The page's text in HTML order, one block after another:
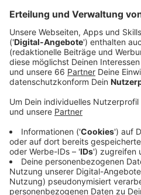
Veröffentlicht:Freitag,
Anzeige
Quadratmeterpreis im
8.600 Euro
Es gab laut einer
vergangenen drei Monaten